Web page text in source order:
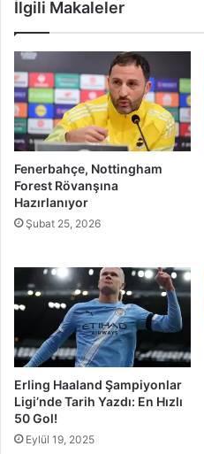
İlgili Makaleler
Fenerbahçe, Nottingham
Forest Rövanşına
Hazırlanıyor
Şubat 25, 2026
Erling Haaland Şampiyonlar
Ligi’nde Tarih Yazdı: En Hızlı
50 Gol!
Eylül 19, 2025